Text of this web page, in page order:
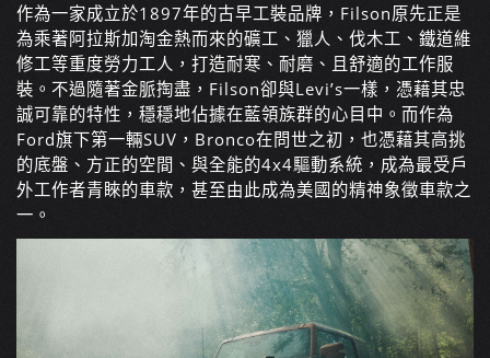
作為一家成立於1897年的古早工裝品牌，Filson原先正是
為乘著阿拉斯加淘金熱而來的礦工、獵人、伐木工、鐵道維
修工等重度勞力工人，打造耐寒、耐磨、且舒適的工作服
裝。不過隨著金脈掏盡，Filson卻與Levi’s一樣，憑藉其忠
誠可靠的特性，穩穩地佔據在藍領族群的心目中。而作為
Ford旗下第一輛SUV，Bronco在問世之初，也憑藉其高挑
的底盤、方正的空間、與全能的4x4驅動系統，成為最受戶
外工作者青睞的車款，甚至由此成為美國的精神象徵車款之
一。